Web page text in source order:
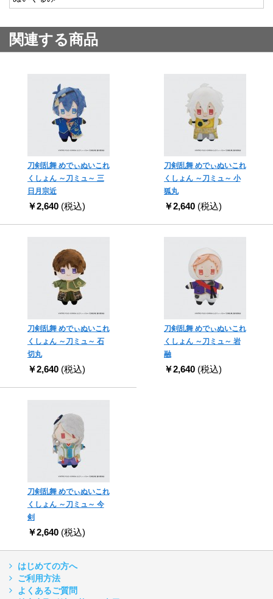
関連する商品
刀剣乱舞 めでぃぬいこれ
くしょん ～刀ミュ～ 三
日月宗近
￥2,640 (税込)
刀剣乱舞 めでぃぬいこれ
くしょん ～刀ミュ～ 小
狐丸
￥2,640 (税込)
刀剣乱舞 めでぃぬいこれ
くしょん ～刀ミュ～ 石
切丸
￥2,640 (税込)
刀剣乱舞 めでぃぬいこれ
くしょん ～刀ミュ～ 岩
融
￥2,640 (税込)
刀剣乱舞 めでぃぬいこれ
くしょん ～刀ミュ～ 今
剣
￥2,640 (税込)
はじめての方へ
ご利用方法
よくあるご質問